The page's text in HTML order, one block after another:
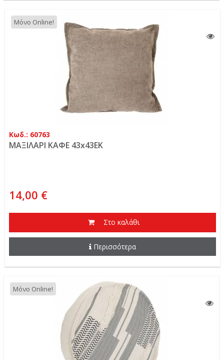
Μόνο Online!
Κωδ.: 60763
ΜΑΞΙΛΑΡΙ ΚΑΦΕ 43x43EK
14,00 €
Στο καλάθι
Περισσότερα
Μόνο Online!